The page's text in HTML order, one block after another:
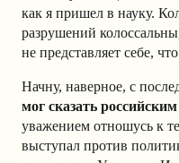
как я пришел в науку.
разрушений
не представляет себе,
Начну, наверное, с
мог сказать
уважением отношусь к
выступал против